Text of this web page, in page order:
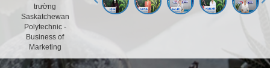
trường
Saskatchewan
Polytechnic -
Business of
Marketing